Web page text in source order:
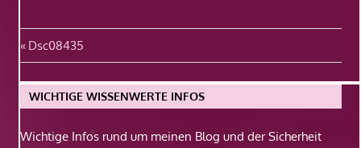
Beitragsnavigation
Vorheriger
Beitrag:
Dsc08435
WICHTIGE WISSENWERTE INFOS
Wichtige Infos rund um meinen Blog und der Sicherheit